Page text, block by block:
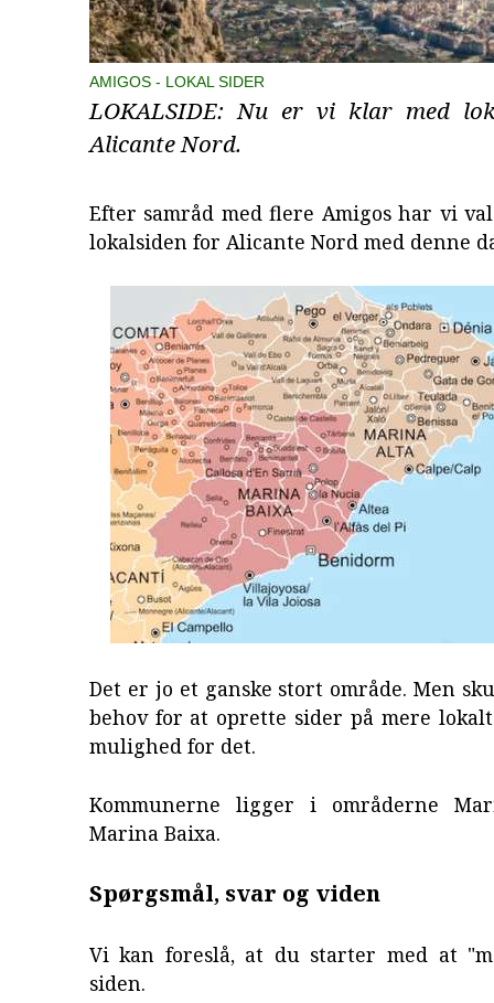
AMIGOS LOKAL SIDER
LOKALSIDE: Nu er vi klar med
Alicante Nord.
Efter samråd med flere Amigos har vi
lokalsiden for Alicante Nord med denne
Det er jo et ganske stort område. Men
behov for at oprette sider på mere
mulighed for det.
Kommunerne ligger i områderne
Marina Baixa.
Spørgsmål, svar og viden
Vi kan foreslå, at du starter med at
siden.